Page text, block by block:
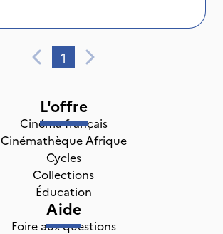
1
L'offre
Cinéma français
Cinémathèque Afrique
Cycles
Collections
Éducation
Aide
Foire aux questions